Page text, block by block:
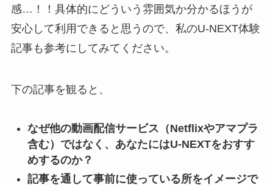
感…！！具体的にどういう雰囲気か分かるほうが
安心して利用できると思うので、私のU-NEXT体験
記事も参考にしてみてください。
下の記事を観ると、
なぜ他の動画配信サービス（Netflixやアマプラ
含む）ではなく、あなたにはU-NEXTをおすす
めするのか？
記事を通して事前に使っている所をイメージで